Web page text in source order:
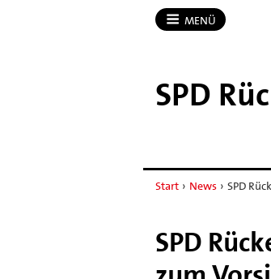
MENÜ
SPD
Start › News › SPD
SPD